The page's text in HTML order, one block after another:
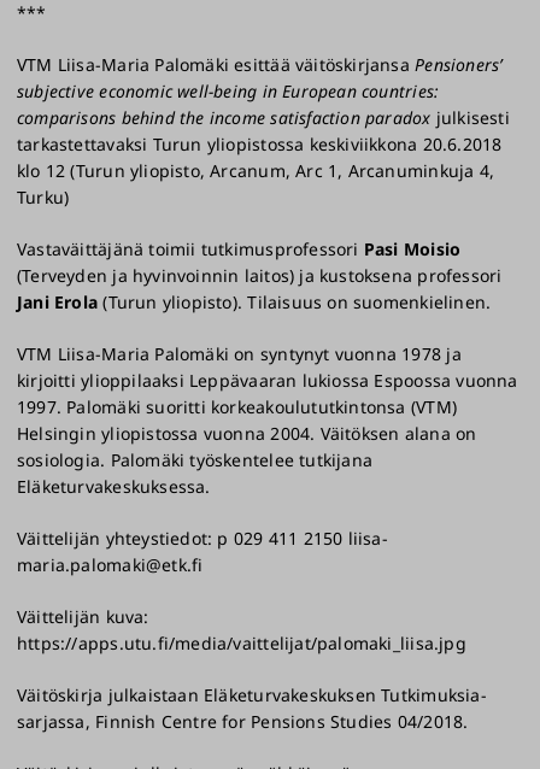
***
VTM Liisa-Maria Palomäki esittää väitöskirjansaPensioners’
subjective economic well-being in European countries:
comparisons behind the income satisfaction paradox julkisesti
tarkastettavaksi Turun yliopistossa keskiviikkona 20.6.2018
klo 12 (Turun yliopisto, Arcanum, Arc 1, Arcanuminkuja 4,
Turku)
Vastaväittäjänä toimii tutkimusprofessori Pasi Moisio
(Terveyden ja hyvinvoinnin laitos) ja kustoksena professori
Jani Erola(Turun yliopisto). Tilaisuus on suomenkielinen.
VTM Liisa-Maria Palomäki on syntynyt vuonna 1978 ja
kirjoitti ylioppilaaksi Leppävaaran lukiossa Espoossa vuonna
1997. Palomäki suoritti korkeakoulututkintonsa (VTM)
Helsingin yliopistossa vuonna 2004. Väitöksen alana on
sosiologia. Palomäki työskentelee tutkijana
Eläketurvakeskuksessa.
Väittelijän yhteystiedot: p 029 411 2150 liisa-
maria.palomaki@etk.fi
Väittelijän kuva:
https://apps.utu.fi/media/vaittelijat/palomaki_liisa.jpg
Väitöskirja julkaistaan Eläketurvakeskuksen Tutkimuksia-
sarjassa, Finnish Centre for Pensions Studies 04/2018.